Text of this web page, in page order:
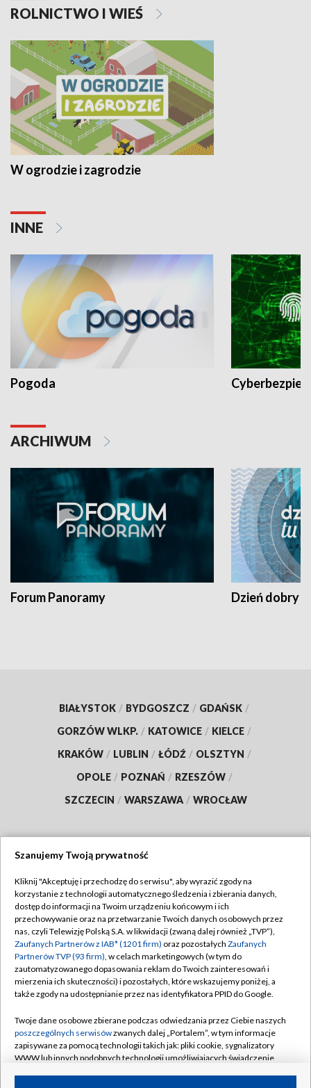
ROLNICTWO I WIEŚ
W ogrodzie i zagrodzie
INNE
Pogoda
ARCHIWUM
Forum Panoramy Dzień dobry
BIAŁYSTOK / BYDGOSZCZ / GDAŃSK /
GORZÓW WLKP. / KATOWICE / KIELCE /
KRAKÓW / LUBLIN / ŁÓDŹ / OLSZTYN /
OPOLE / POZNAŃ / RZESZÓW /
SZCZECIN / WARSZAWA / WROCŁAW
TVP
Abonament TVP
Emisja w TVP
Centrum informacji TVP
Naziemna Telewizja Cyfrowa
Rada Programowa
System NOS
Informacje o nadawcy
Regulamin TVP
Polityka prywatności
Moje zgody
Pomoc
Kontakt
Kanały
Szanujemy Twoją prywatność
Kliknij "Akceptuję i przechodzę do serwisu", aby wyrazić zgody na
korzystanie z technologii automatycznego śledzenia i zbierania danych,
dostęp do informacji na Twoim urządzeniu końcowym i ich
przechowywanie oraz na przetwarzanie Twoich danych osobowych przez
nas, czyli Telewizję Polską S.A. w likwidacji (zwaną dalej również „TVP”),
Zaufanych Partnerów z IAB* (1201 firm) oraz pozostałych Zaufanych
Partnerów TVP (93 firm), w celach marketingowych (w tym do
zautomatyzowanego dopasowania reklam do Twoich zainteresowań i
mierzenia ich skuteczności) i pozostałych, które wskazujemy poniżej, a
także zgody na udostępnianie przez nas identyfikatora PPID do Google.
Twoje dane osobowe zbierane podczas odwiedzania przez Ciebie naszych
poszczególnych serwisówzwanych dalej „Portalem”, w tym informacje
zapisywane za pomocą technologii takich jak: pliki cookie, sygnalizatory
WWW lub innych podobnych technologii umożliwiających świadczenie